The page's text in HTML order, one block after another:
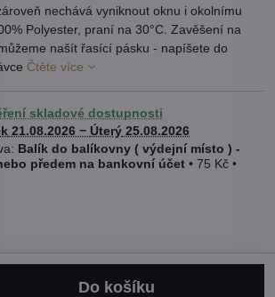
nechává vyniknout oknu i okolnímu
Polyester, praní na 30°C. Zavěšení na
našít řasící pásku - napíšete do
Čtěte více
skladové dostupnosti
21.08.2026 − Úterý 25.08.2026
Balík do balíkovny ( výdejní místo ) -
předem na bankovní účet • 75 Kč •
Do košíku